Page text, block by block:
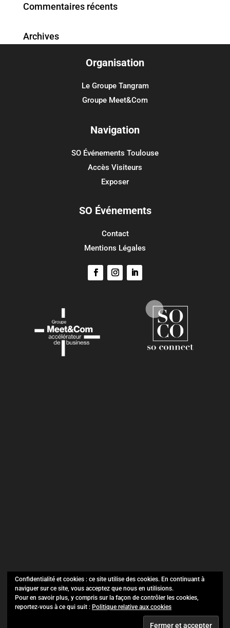
Commentaires récents
Archives
Flux des commentaires
Site de WordPress-FR
Organisation
Le Groupe Tangram
Groupe Meet&Com
Navigation
SO Événements Toulouse
Accès Visiteurs
Exposer
SO Événements
Contact
Mentions Légales
SO Evénements ©Copyright 2021.
Tous droits réservés.
Confidentialité et cookies : ce site utilise des cookies. En continuant à
naviguer sur ce site, vous acceptez que nous en utilisions.
Pour en savoir plus, y compris sur la façon de contrôler les cookies,
reportez-vous à ce qui suit : Politique relative aux cookies